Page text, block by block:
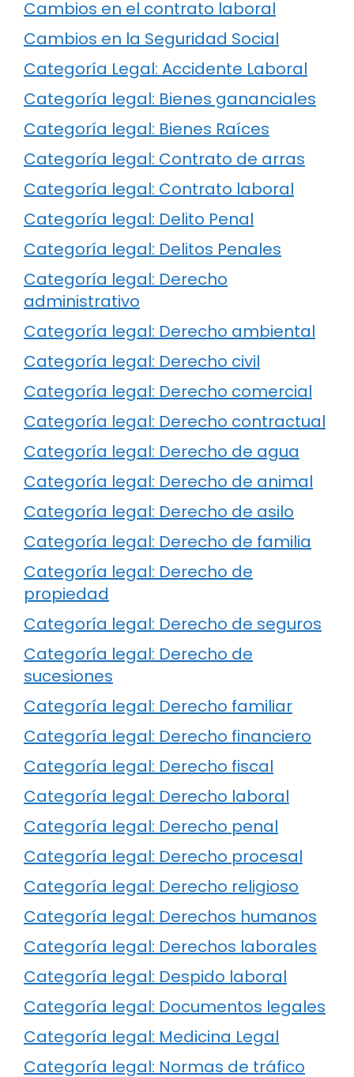
Cambios en el contrato laboral
Cambios en la Seguridad Social
Categoría Legal: Accidente Laboral
Categoría legal: Bienes gananciales
Categoría legal: Bienes Raíces
Categoría legal: Contrato de arras
Categoría legal: Contrato laboral
Categoría legal: Delito Penal
Categoría legal: Delitos Penales
Categoría legal: Derecho
administrativo
Categoría legal: Derecho ambiental
Categoría legal: Derecho civil
Categoría legal: Derecho comercial
Categoría legal: Derecho contractual
Categoría legal: Derecho de agua
Categoría legal: Derecho de animal
Categoría legal: Derecho de asilo
Categoría legal: Derecho de familia
Categoría legal: Derecho de
propiedad
Categoría legal: Derecho de seguros
Categoría legal: Derecho de
sucesiones
Categoría legal: Derecho familiar
Categoría legal: Derecho financiero
Categoría legal: Derecho fiscal
Categoría legal: Derecho laboral
Categoría legal: Derecho penal
Categoría legal: Derecho procesal
Categoría legal: Derecho religioso
Categoría legal: Derechos humanos
Categoría legal: Derechos laborales
Categoría legal: Despido laboral
Categoría legal: Documentos legales
Categoría legal: Medicina Legal
Categoría legal: Normas de tráfico